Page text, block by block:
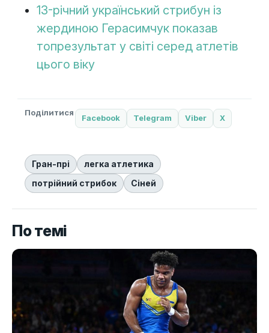
13-річний український стрибун із
жердиною Герасимчук показав
топрезультат у світі серед атлетів
цього віку
Поділитися
Facebook Telegram Viber X
Гран-прі
легка атлетика
потрійний стрибок
Сіней
По темі